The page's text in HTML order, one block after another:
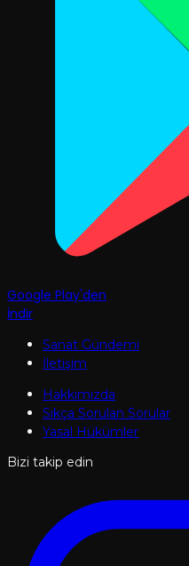
Google Play'den
İndir
Sanat Gündemi
İletişim
Hakkımızda
Sıkça Sorulan Sorular
Yasal Hükümler
Bizi takip edin